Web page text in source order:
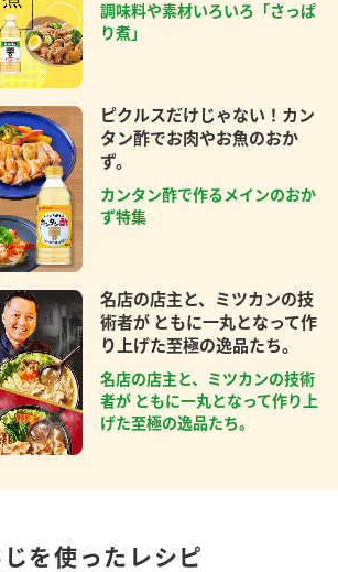
調味料や素材いろいろ「さっぱ
り煮」
ピクルスだけじゃない！カン
タン酢でお肉やお魚のおか
ず。
カンタン酢で作るメインのおか
ず特集
名店の店主と、ミツカンの技
術者が ともに一丸となって作
り上げた至極の逸品たち。
名店の店主と、ミツカンの技術
者が ともに一丸となって作り上
げた至極の逸品たち。
じを使ったレシピ